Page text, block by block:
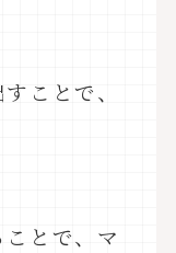
ことで、
とで、マ